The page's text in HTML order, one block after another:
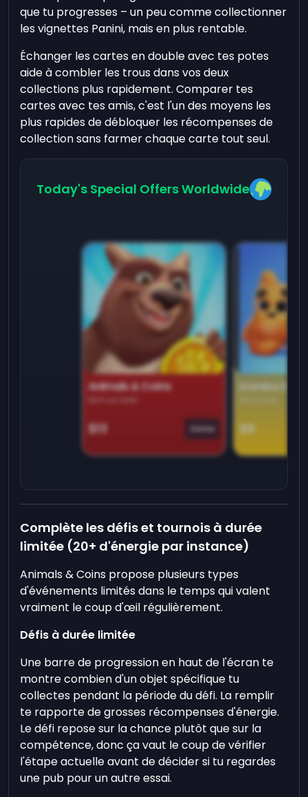
que tu progresses – un peu comme collectionner
les vignettes Panini, mais en plus rentable.
Échanger les cartes en double avec tes potes
aide à combler les trous dans vos deux
collections plus rapidement. Comparer tes
cartes avec tes amis, c'est l'un des moyens les
plus rapides de débloquer les récompenses de
collection sans farmer chaque carte tout seul.
Today's Special Offers Worldwide
Animals & Coins
Earn on side
$13 Game
Domino
$9
Complète les défis et tournois à durée
limitée (20+ d'énergie par instance)
Animals & Coins propose plusieurs types
d'événements limités dans le temps qui valent
vraiment le coup d'œil régulièrement.
Défis à durée limitée
Une barre de progression en haut de l'écran te
montre combien d'un objet spécifique tu
collectes pendant la période du défi. La remplir
te rapporte de grosses récompenses d'énergie.
Le défi repose sur la chance plutôt que sur la
compétence, donc ça vaut le coup de vérifier
l'étape actuelle avant de décider si tu regardes
une pub pour un autre essai.